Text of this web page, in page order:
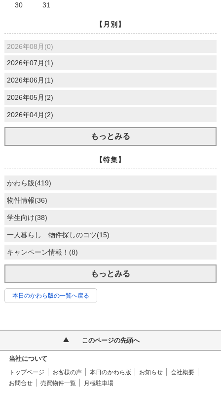
30
31
【月別】
2026年08月(0)
2026年07月(1)
2026年06月(1)
2026年05月(2)
2026年04月(2)
もっとみる
【特集】
かわら版(419)
物件情報(36)
学生向け(38)
一人暮らし 物件探しのコツ(15)
キャンペーン情報！(8)
もっとみる
本日のかわら版の一覧へ戻る
このページの先頭へ
当社について
トップページ お客様の声 本日のかわら版 お知らせ
会社概要
お問合せ
売買物件一覧 月極駐車場